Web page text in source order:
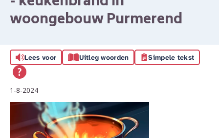
woongebouw Purmerend
Lees voor Uitleg woorden Simpele tekst
1-8-2024